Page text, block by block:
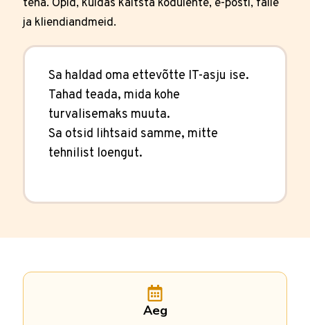
teha. Õpid, kuidas kaitsta kodulehte, e-posti, faile
ja kliendiandmeid.
Sa haldad oma ettevõtte IT-asju ise.
Tahad teada, mida kohe
turvalisemaks muuta.
Sa otsid lihtsaid samme, mitte
tehnilist loengut.
Aeg